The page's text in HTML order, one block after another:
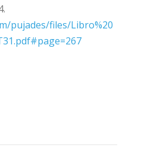
pujades/files/Libro%20